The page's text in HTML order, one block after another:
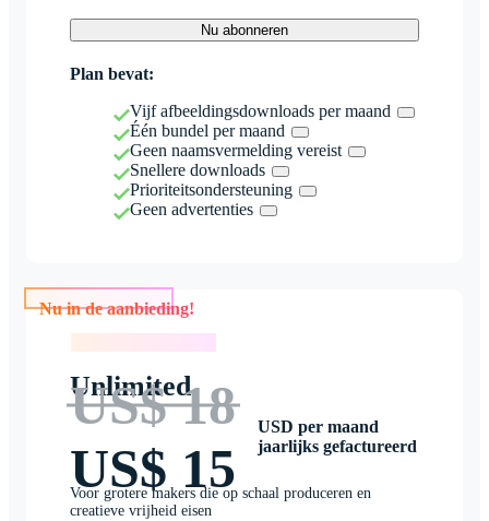
Nu abonneren
Plan bevat:
Vijf afbeeldingsdownloads per maand
Één bundel per maand
Geen naamsvermelding vereist
Snellere downloads
Prioriteitsondersteuning
Geen advertenties
Nu in de aanbieding!
Unlimited
US$ 18
US$ 15
USD per maand
jaarlijks gefactureerd
Voor grotere makers die op schaal produceren en
creatieve vrijheid eisen